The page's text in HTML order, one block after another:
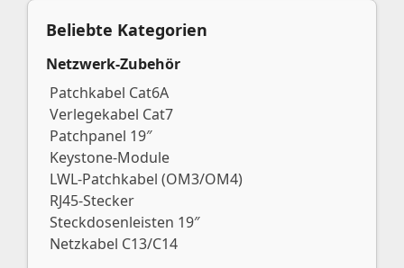
Beliebte Kategorien
Netzwerk-Zubehör
Patchkabel Cat6A
Verlegekabel Cat7
Patchpanel 19″
Keystone-Module
LWL-Patchkabel (OM3/OM4)
RJ45-Stecker
Steckdosenleisten 19″
Netzkabel C13/C14